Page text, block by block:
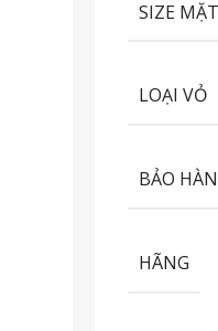
SIZE
LOẠI VỎ
BẢO
HÃNG